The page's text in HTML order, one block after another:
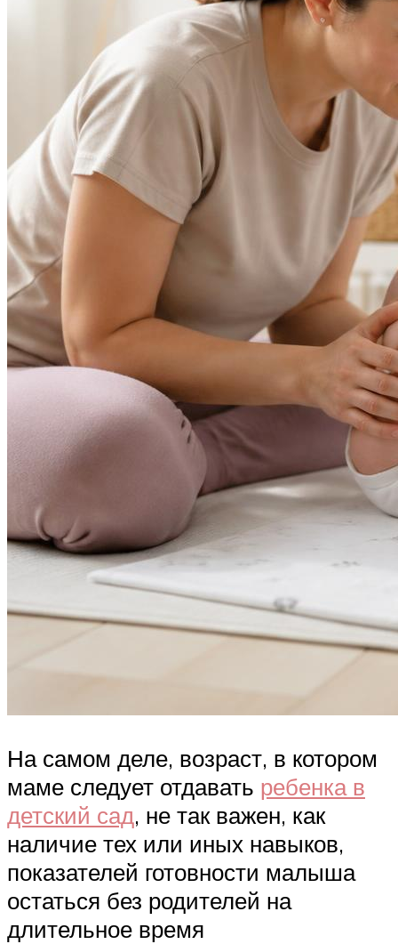
На самом деле, возраст, в котором
маме следует отдавать ребенка в
детский сад, не так важен, как
наличие тех или иных навыков,
показателей готовности малыша
остаться без родителей на
длительное время